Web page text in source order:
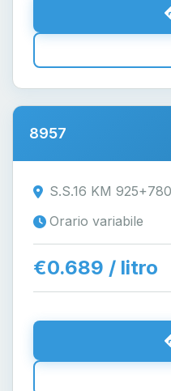
8957
S.S.16 KM
Orario variabile
€0.689 / litro